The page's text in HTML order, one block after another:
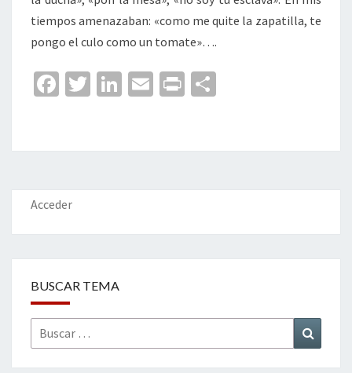
tiempos amenazaban: «como me quite la zapatilla, te
pongo el culo como un tomate»….
Fa
o
o
k
T
er
Li
dI
n
E
l
Pr
p
ar
Acceder
BUSCAR TEMA
Buscar
por: